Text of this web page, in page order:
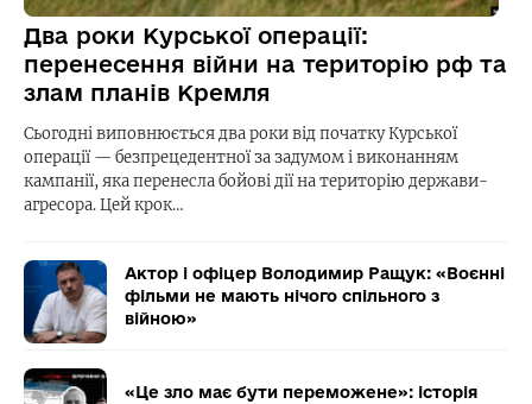
Два роки Курської операції:
перенесення війни на територію рф та
злам планів Кремля
Сьогодні виповнюється два роки від початку Курської
операції — безпрецедентної за задумом і виконанням
кампанії, яка перенесла бойові дії на територію держави-
агресора. Цей крок…
Актор і офіцер Володимир Ращук: «Воєнні
фільми не мають нічого спільного з
війною»
«Це зло має бути переможене»: історія